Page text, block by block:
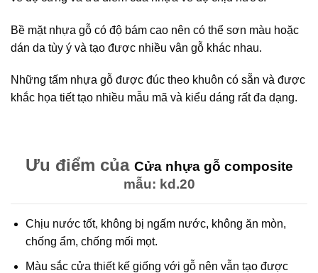
Bề mặt nhựa gỗ có độ bám cao nên có thể sơn màu hoặc
dán da tùy ý và tạo được nhiều vân gỗ khác nhau.
Những tấm nhựa gỗ được đúc theo khuôn có sẵn và được
khắc họa tiết tạo nhiều mẫu mã và kiểu dáng rất đa dạng.
Ưu điểm của Cửa nhựa gỗ composite
mẫu: kd.20
Chịu nước tốt, không bị ngấm nước, không ăn mòn,
chống ẩm, chống mối mọt.
Màu sắc cửa thiết kế giống với gỗ nên vẫn tạo được